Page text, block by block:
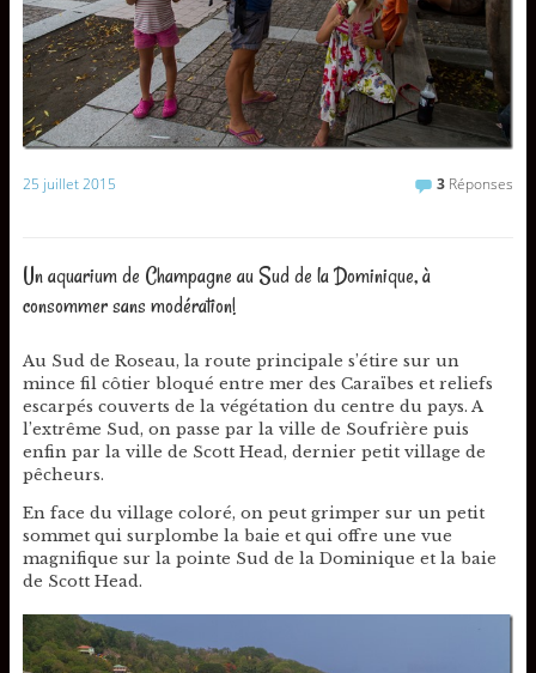
25 juillet 2015 3 Réponses
Un aquarium de Champagne au Sud de la Dominique, à
consommer sans modération!
Au Sud de Roseau, la route principale s’étire sur un
mince fil côtier bloqué entre mer des Caraïbes et reliefs
escarpés couverts de la végétation du centre du pays. A
l’extrême Sud, on passe par la ville de Soufrière puis
enfin par la ville de Scott Head, dernier petit village de
pêcheurs.
En face du village coloré, on peut grimper sur un petit
sommet qui surplombe la baie et qui offre une vue
magnifique sur la pointe Sud de la Dominique et la baie
de Scott Head.